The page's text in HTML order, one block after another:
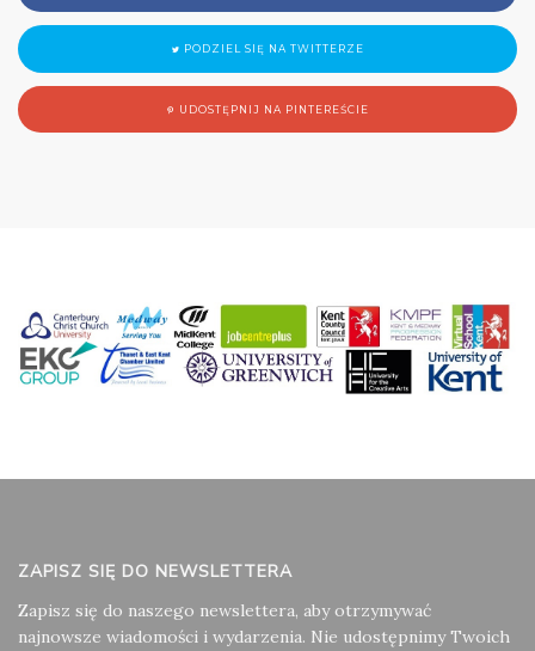
PODZIEL SIĘ NA TWITTERZE
UDOSTĘPNIJ NA PINTEREŚCIE
ZAPISZ SIĘ DO NEWSLETTERA
Zapisz się do naszego newslettera, aby otrzymywać
najnowsze wiadomości i wydarzenia. Nie udostępnimy Twoich